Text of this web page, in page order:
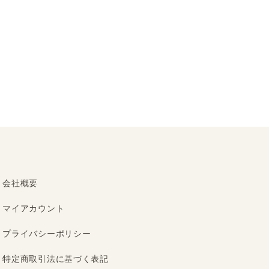
会社概要
マイアカウント
プライバシーポリシー
特定商取引法に基づく表記